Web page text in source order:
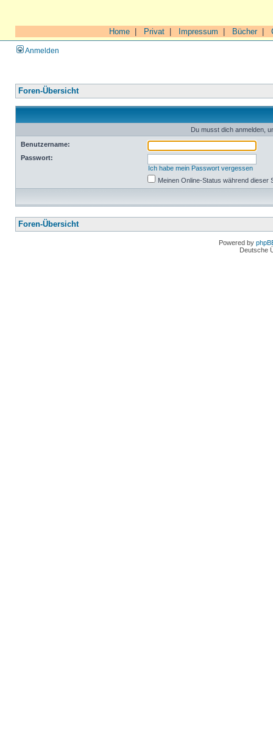
Home Privat Impressum Bücher|
Anmelden
Foren-Übersicht
Du musst dich anmelden,
Benutzername:
Passwort:
Ich habe mein Passwort vergessen
Meinen Online-Status während dieser
Foren-Übersicht
Powered by
Deutsche